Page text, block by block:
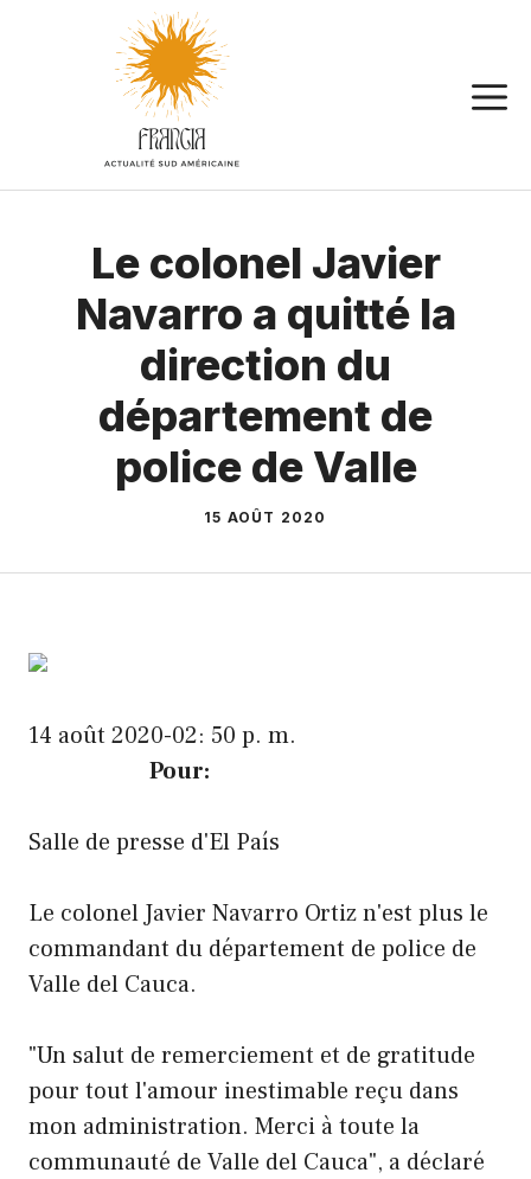
Le colonel Javier
Navarro a quitté la
direction du
département de
police de Valle
15 AOÛT 2020
14 août 2020-02: 50 p. m.
Pour:
Salle de presse d'El País
Le colonel Javier Navarro Ortiz n'est plus le
commandant du département de police de
Valle del Cauca.
"Un salut de remerciement et de gratitude
pour tout l'amour inestimable reçu dans
mon administration. Merci à toute la
communauté de Valle del Cauca", a déclaré